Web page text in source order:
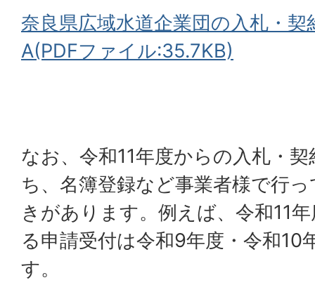
奈良県広域水道企業団の入札・
A(PDFファイル:35.7KB)
なお、令和11年度からの入札・
ち、名簿登録など事業者様で行
きがあります。例えば、令和11
る申請受付は令和9年度・令和10
す。